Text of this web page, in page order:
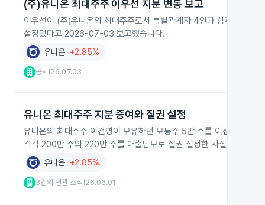
(주)유니온 최대주주 이우선 지분 변동 보고
이우선이 (주)유니온의 최대주주로서 특별관계자 4인과 함께 총
설정됐다고 2026-07-03 보고했습니다.
유니온 +2.85%
공시 26.07.03
유니온 최대주주 지분 증여와 질권 설정
유니온의 최대주주 이건영이 보유하던 보통주 5만 주를 이선영에게
각각 200만 주와 220만 주를 대출담보로 질권 설정한 사실이 보고됐
유니온 +2.85%
3건의 연관 소식 26.06.01